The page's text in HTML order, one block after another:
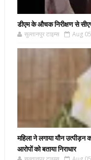
डीएम के औचक निरीक्षण से
सुल्तानपुर टाइम्स Aug
महिला ने लगाया यौन उत्पीड़न
आरोपों को बताया निराधार